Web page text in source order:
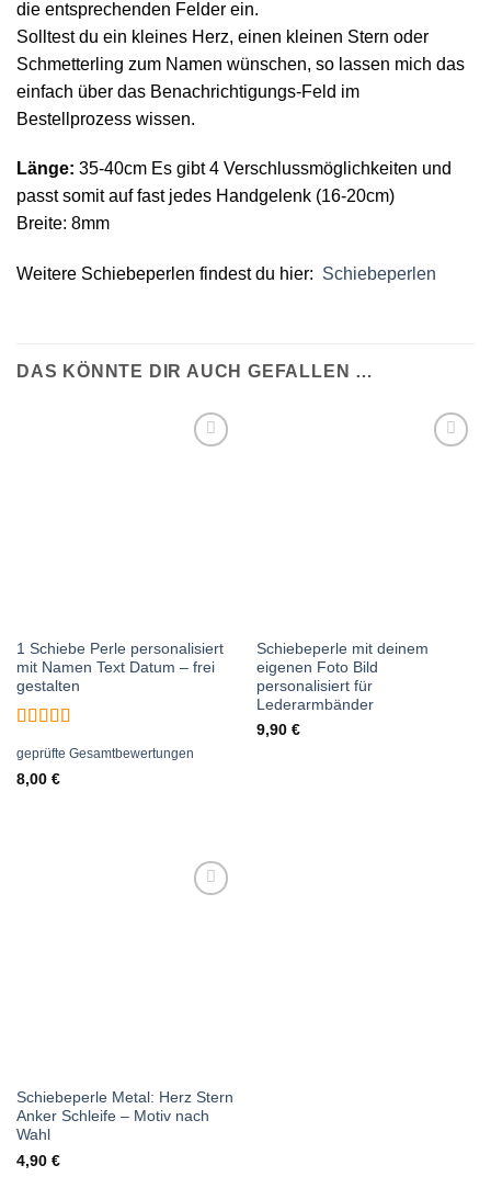
die entsprechenden Felder ein.
Solltest du ein kleines Herz, einen kleinen Stern oder
Schmetterling zum Namen wünschen, so lassen mich das
einfach über das Benachrichtigungs-Feld im
Bestellprozess wissen.
Länge: 35-40cm Es gibt 4 Verschlussmöglichkeiten und
passt somit auf fast jedes Handgelenk (16-20cm)
Breite: 8mm
Weitere Schiebeperlen findest du hier: Schiebeperlen
DAS KÖNNTE DIR AUCH GEFALLEN …
1 Schiebe Perle personalisiert
mit Namen Text Datum – frei
gestalten
mit5von 5
geprüfte Gesamtbewertungen
8,00 €
Schiebeperle mit deinem
eigenen Foto Bild
personalisiert für
Lederarmbänder
9,90 €
Schiebeperle Metal: Herz Stern
Anker Schleife – Motiv nach
Wahl
4,90 €